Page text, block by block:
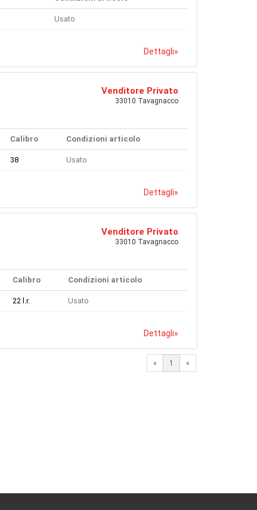
Usato
Dettagli»
Venditore Privato
33010 Tavagnacco
Calibro Condizioni articolo
38 Usato
Dettagli»
Venditore Privato
33010 Tavagnacco
Calibro Condizioni articolo
22 l.r. Usato
Dettagli»
« 1 «